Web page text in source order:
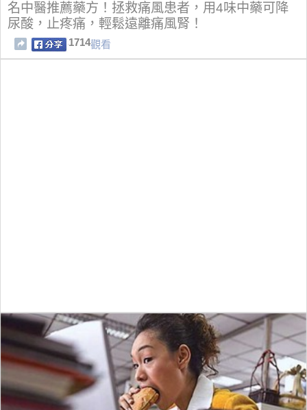
名中醫推薦藥方！拯救痛風患者，用4味中藥可降
尿酸，止疼痛，輕鬆遠離痛風腎！
1714觀看